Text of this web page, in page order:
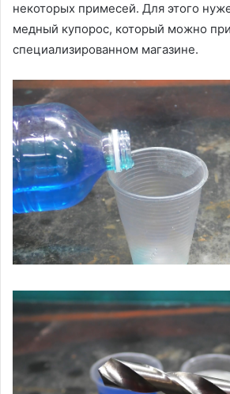
некоторых примесей. Для этого
медный купорос, который можно
специализированном магазине.